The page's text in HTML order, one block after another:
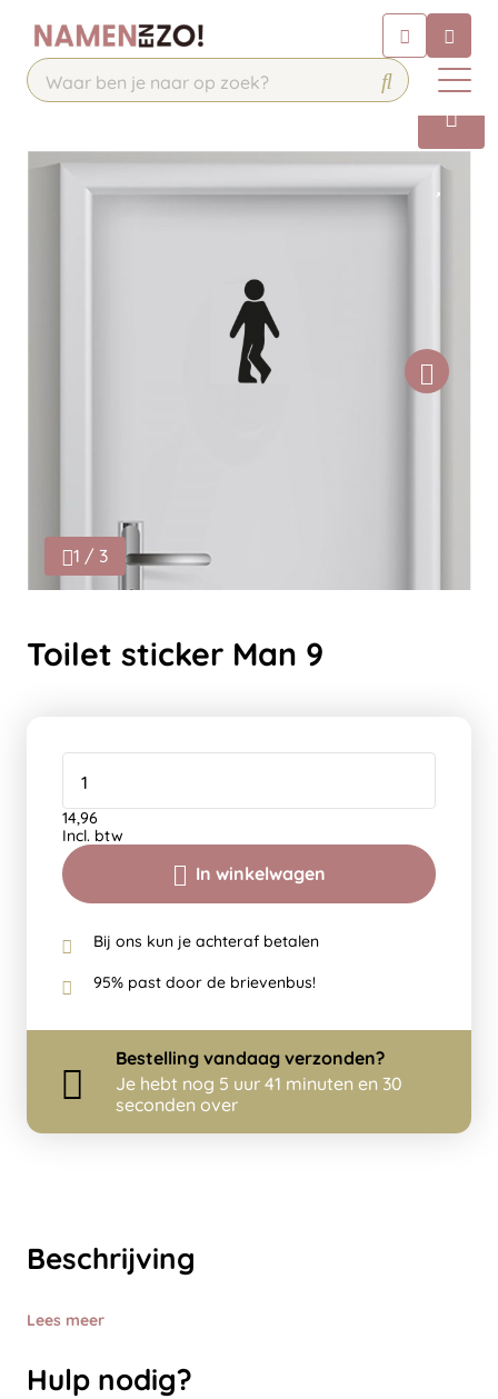
Chat 24/7 met onze chatbot voor
hulp
Contact
Beschrijving
Lees meer
Hulp nodig?
1 / 3
Toilet sticker Man 9
In winkelwagen
14,96
Incl. btw
Bij ons kun je achteraf betalen
95% past door de brievenbus!
Bestelling vandaag verzonden?
Je hebt nog 5 uur 41 minuten en 30
seconden over